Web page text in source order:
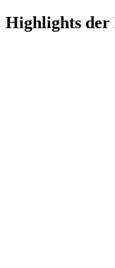
Highlights